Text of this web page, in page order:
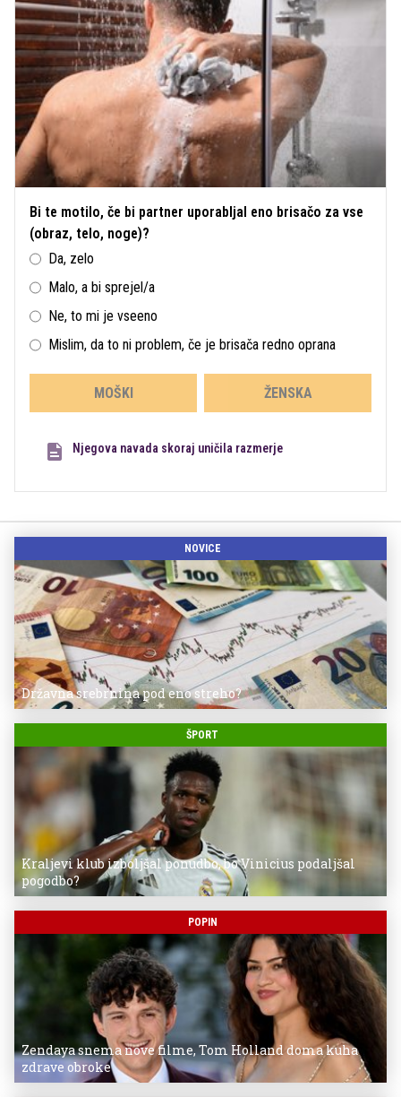
Bi te motilo, če bi partner uporabljal eno brisačo za vse
(obraz, telo, noge)?
Da, zelo
Malo, a bi sprejel/a
Ne, to mi je vseeno
Mislim, da to ni problem, če je brisača redno oprana
MOŠKI ŽENSKA
Njegova navada skoraj uničila razmerje
NOVICE
Državna srebrnina pod eno streho?
ŠPORT
Kraljevi klub izboljšal ponudbo, bo Vinicius podaljšal
pogodbo?
POPIN
Zendaya snema nove filme, Tom Holland doma kuha
zdrave obroke